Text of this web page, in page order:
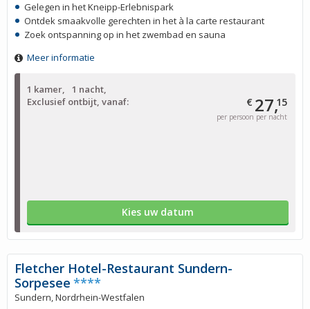
1 kamer
1 nacht
Exclusief ontbijt, vanaf:
€ 27,15
per persoon per nacht
Kies uw datum
Gelegen in het Kneipp-Erlebnispark
Ontdek smaakvolle gerechten in het à la carte restaurant
Zoek ontspanning op in het zwembad en sauna
Meer informatie
Fletcher Hotel-Restaurant Sundern-
Sorpesee ****
Sundern, Nordrhein-Westfalen